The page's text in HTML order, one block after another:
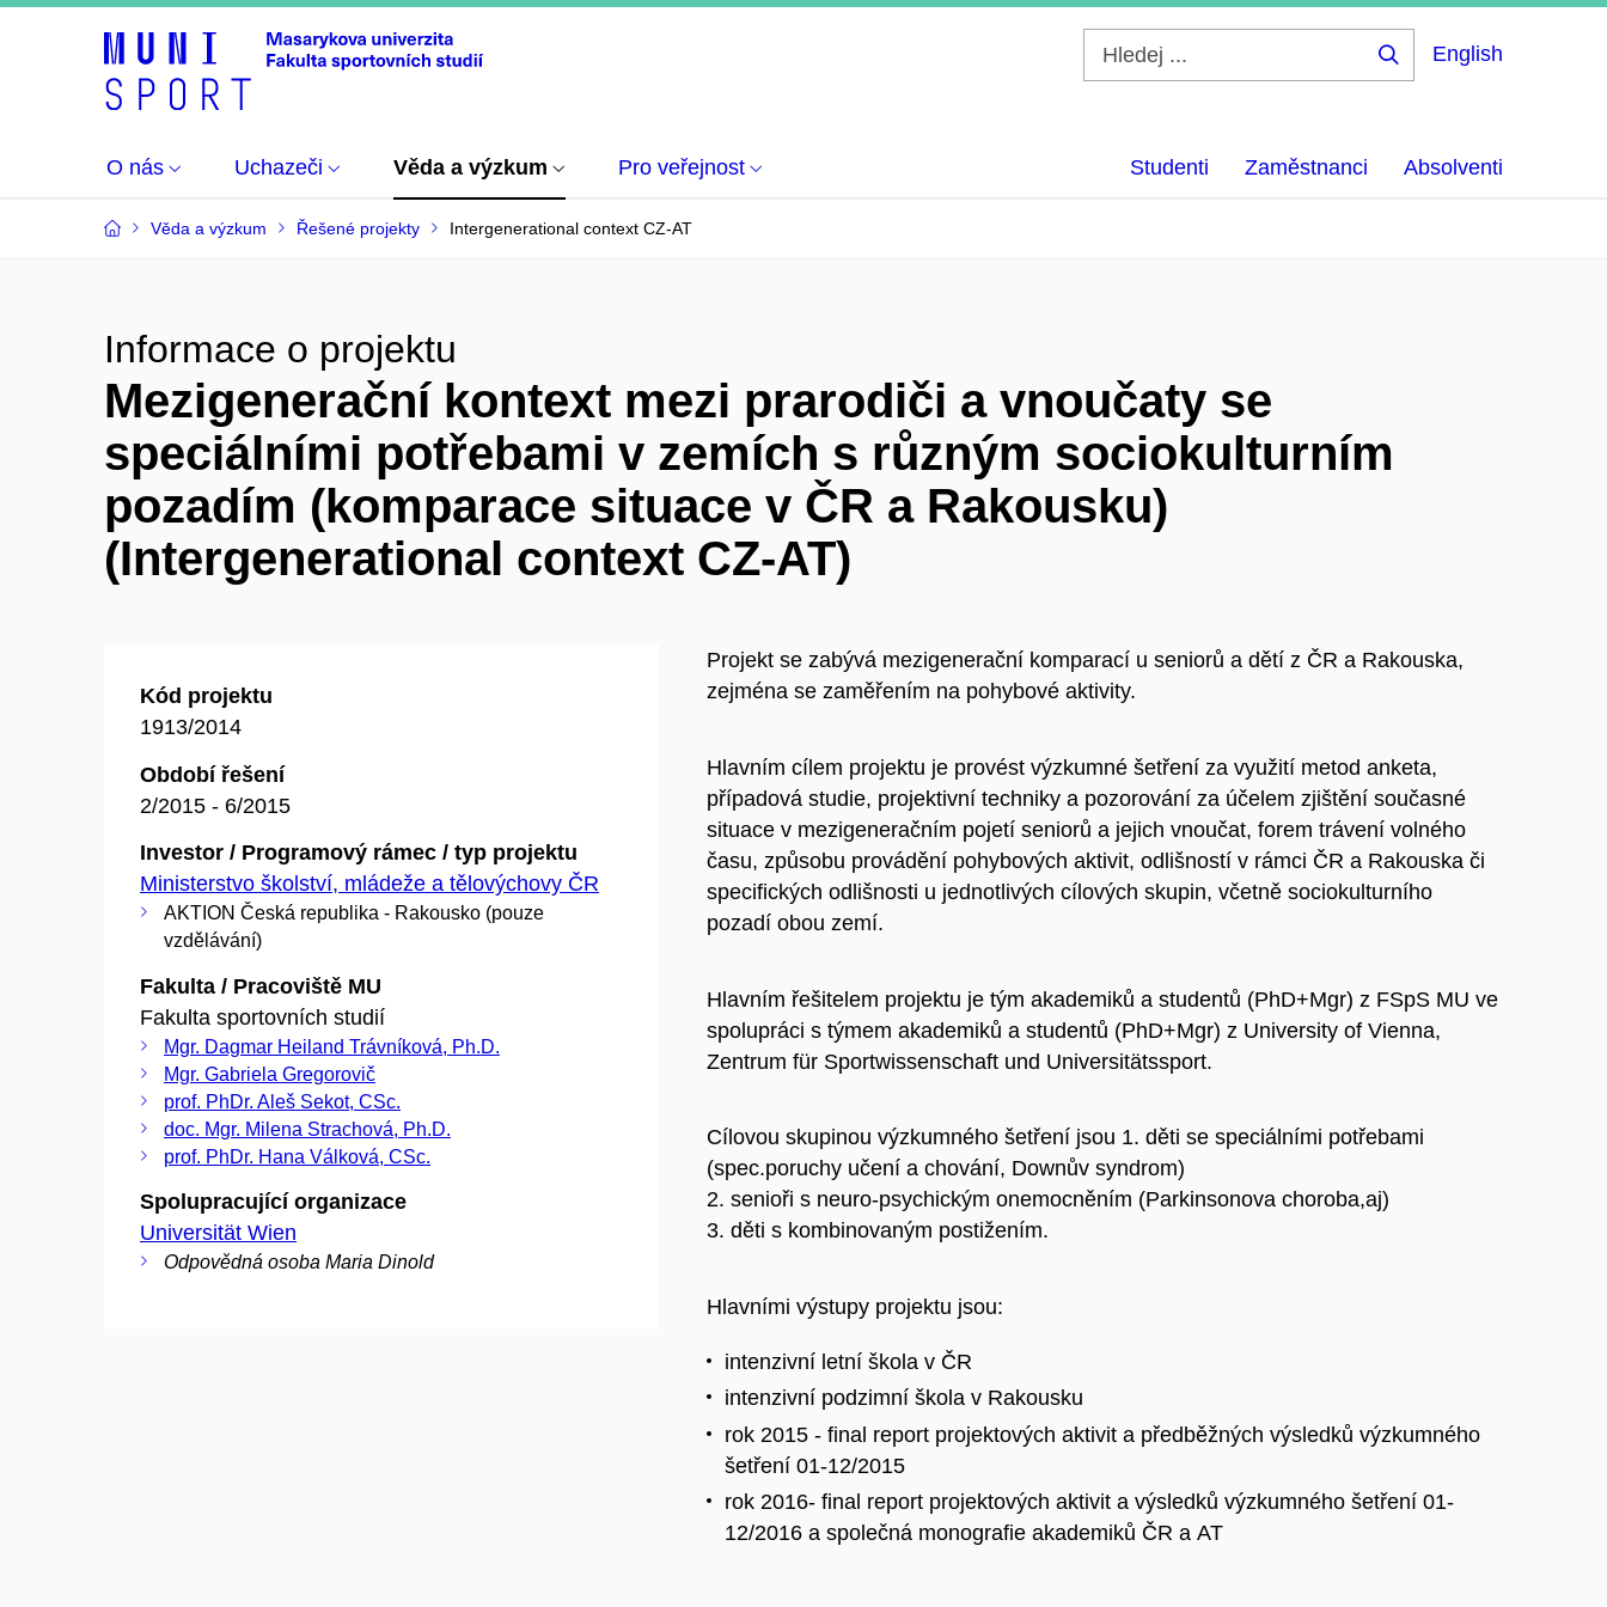
English
O nás Uchazeči Věda a výzkum Pro veřejnost Studenti Zaměstnanci Absolventi
Věda a výzkum Řešené projekty Intergenerational context CZ-AT
Informace o projektu
Mezigenerační kontext mezi prarodiči a vnoučaty se
speciálními potřebami v zemích s různým sociokulturním
pozadím (komparace situace v ČR a Rakousku)
(Intergenerational context CZ-AT)
Kód projektu
1913/2014
Období řešení
2/2015 - 6/2015
Investor / Programový rámec / typ projektu
Ministerstvo školství, mládeže a tělovýchovy ČR
AKTION Česká republika - Rakousko (pouze
vzdělávání)
Fakulta / Pracoviště MU
Fakulta sportovních studií
Mgr. Dagmar Heiland Trávníková, Ph.D.
Mgr. Gabriela Gregorovič
prof. PhDr. Aleš Sekot, CSc.
doc. Mgr. Milena Strachová, Ph.D.
prof. PhDr. Hana Válková, CSc.
Spolupracující organizace
Universität Wien
Odpovědná osoba Maria Dinold
Projekt se zabývá mezigenerační komparací u seniorů a dětí z ČR a Rakouska,
zejména se zaměřením na pohybové aktivity.
Hlavním cílem projektu je provést výzkumné šetření za využití metod anketa,
případová studie, projektivní techniky a pozorování za účelem zjištění současné
situace v mezigeneračním pojetí seniorů a jejich vnoučat, forem trávení volného
času, způsobu provádění pohybových aktivit, odlišností v rámci ČR a Rakouska či
specifických odlišnosti u jednotlivých cílových skupin, včetně sociokulturního
pozadí obou zemí.
Hlavním řešitelem projektu je tým akademiků a studentů (PhD+Mgr) z FSpS MU ve
spolupráci s týmem akademiků a studentů (PhD+Mgr) z University of Vienna,
Zentrum für Sportwissenschaft und Universitätssport.
Cílovou skupinou výzkumného šetření jsou 1. děti se speciálními potřebami
(spec.poruchy učení a chování, Downův syndrom)
2. senioři s neuro-psychickým onemocněním (Parkinsonova choroba,aj)
3. děti s kombinovaným postižením.
Hlavními výstupy projektu jsou:
intenzivní letní škola v ČR
intenzivní podzimní škola v Rakousku
rok 2015 - final report projektových aktivit a předběžných výsledků výzkumného
šetření 01-12/2015
rok 2016- final report projektových aktivit a výsledků výzkumného šetření 01-
12/2016 a společná monografie akademiků ČR a AT